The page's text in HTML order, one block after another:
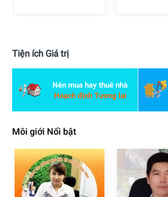
Tiện ích Giá trị
Nên mua hay thuê nhà
Hoạch định Tương lai
Môi giới Nổi bật